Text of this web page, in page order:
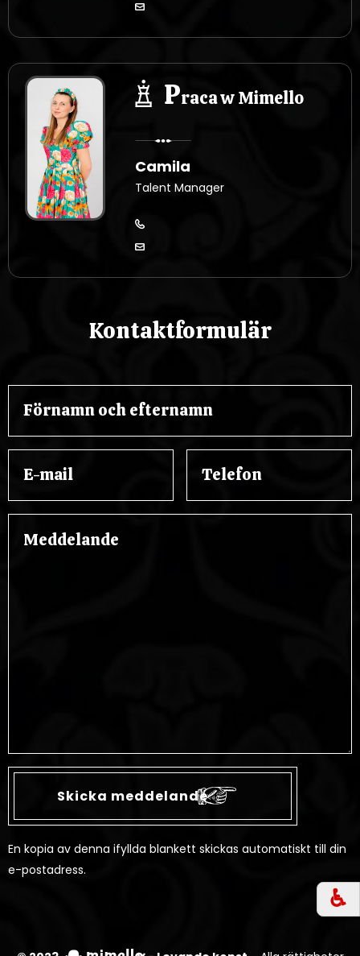
♿︎
Praca w Mimello
Camila
Talent Manager
Kontaktformulär
En kopia av denna ifyllda blankett skickas automatiskt till din
e-postadress.